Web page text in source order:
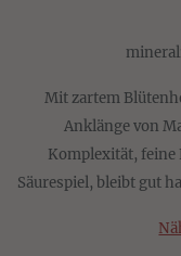
Mit zartem
Anklänge von
Komplexität,
Säurespiel, bleibt gut